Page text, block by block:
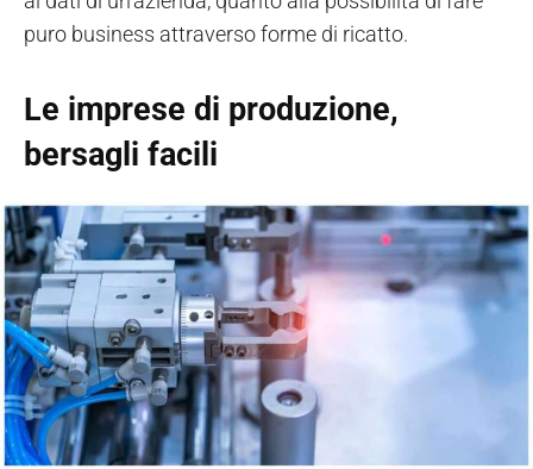
puro business attraverso forme di ricatto.
Le imprese di produzione,
bersagli facili